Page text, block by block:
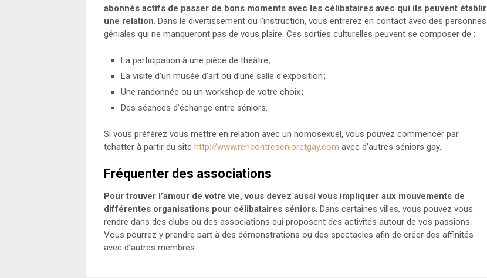
abonnés actifs de passer de bons moments avec les célibataires avec qui ils peuvent établir
une relation. Dans le divertissement ou l’instruction, vous entrerez en contact avec des personnes
géniales qui ne manqueront pas de vous plaire. Ces sorties culturelles peuvent se composer de :
La participation à une pièce de théâtre ;
La visite d’un musée d’art ou d’une salle d’exposition ;
Une randonnée ou un workshop de votre choix ;
Des séances d’échange entre séniors.
Si vous préférez vous mettre en relation avec un homosexuel, vous pouvez commencer par
tchatter à partir du site http://www.rencontresenioretgay.com avec d’autres séniors gay.
Fréquenter des associations
Pour trouver l’amour de votre vie, vous devez aussi vous impliquer aux mouvements de
différentes organisations pour célibataires séniors. Dans certaines villes, vous pouvez vous
rendre dans des clubs ou des associations qui proposent des activités autour de vos passions.
Vous pourrez y prendre part à des démonstrations ou des spectacles afin de créer des affinités
avec d’autres membres.